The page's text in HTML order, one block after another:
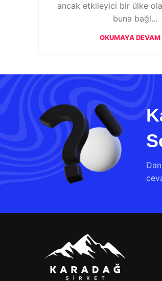
ancak etkileyici bir ülke
buna bağl...
OKUMAYA DEVAM